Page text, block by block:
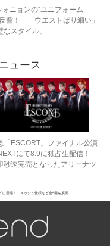
ォニョンの“ユニフォーム
響！ 「ウエストばり細い」
なスタイル」
ュース
「ESCORT」ファイナル公演
にて8.9に独占生配信！
秒速完売となったアリーナツ
に登場！ メッシュ仕様など全5種を展開